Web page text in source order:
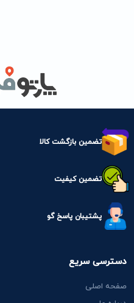
تضمین بازگشت کالا
تضمین کیفیت
پشتیبان پاسخ گو
دسترسی سریع
صفحه اصلی